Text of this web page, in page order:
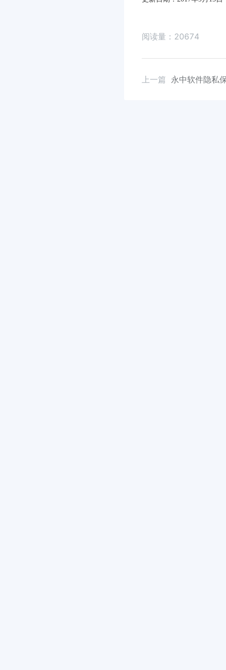
阅读量： 20674
上一篇 永中软件隐私